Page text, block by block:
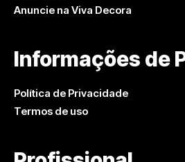
Anuncie na Viva Decora
Informações de
Política de Privacidade
Termos de uso